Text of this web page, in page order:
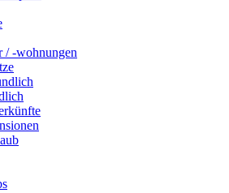
/ -wohnungen